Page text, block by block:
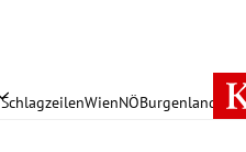
SchlagzeilenWienNÖBurgenland